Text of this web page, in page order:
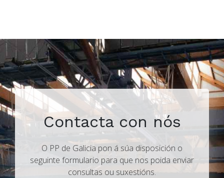
Contacta con nós
O PP de Galicia pon á súa disposición o
seguinte formulario para que nos poida enviar
consultas ou suxestións.